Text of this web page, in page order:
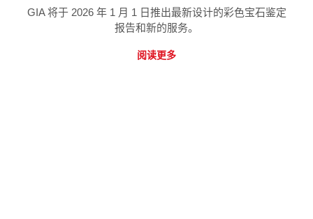
GIA 将于 2026 年 1 月 1 日推出最新设计的彩色宝石鉴定
报告和新的服务。
阅读更多